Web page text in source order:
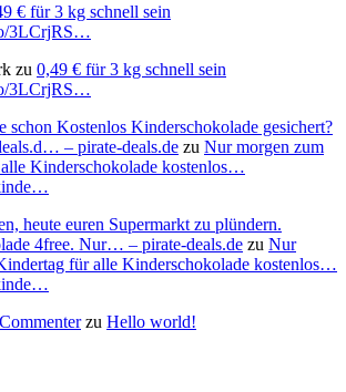
€ für 3 kg schnell sein
3LCrjRS…
zu 0,49 € für 3 kg schnell sein
3LCrjRS…
schon Kostenlos Kinderschokolade gesichert?
– pirate-deals.de zu Nur morgen zum
Kinderschokolade kostenlos…
heute euren Supermarkt zu plündern.
4free. Nur… – pirate-deals.de zu Nur
für alle Kinderschokolade kostenlos…
zu Hello world!